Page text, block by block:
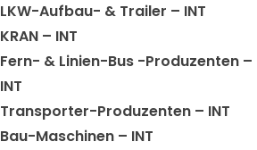
LKW-Aufbau- & Trailer – INT
KRAN – INT
Fern- & Linien-Bus -Produzenten –
INT
Transporter-Produzenten – INT
Bau-Maschinen – INT